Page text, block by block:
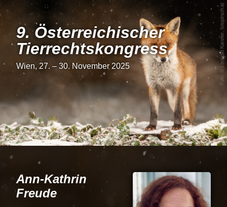
9. Österrei­chi­scher
Tier­rechts­kon­gress
Wien, 27. – 30. November 2025
Ann-Kathrin
Freude